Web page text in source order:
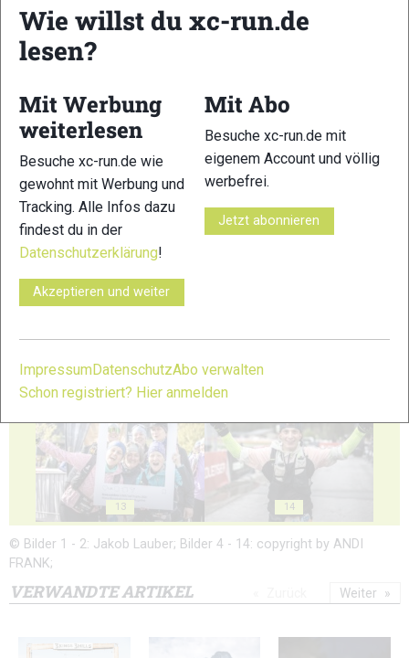
7 8
11
13 14
© Bilder 1 - 2: Jakob Lauber; Bilder 4 - 14: copyright by ANDI
FRANK;
VERWANDTE ARTIKEL Weiter
Wie willst du xc-run.de
lesen?
Mit Werbung
weiterlesen
Besuche xc-run.de wie
gewohnt mit Werbung und
Tracking. Alle Infos dazu
findest du in der
Datenschutzerklärung!
Akzeptieren und weiter
Mit Abo
Besuche xc-run.de mit
eigenem Account und völlig
werbefrei.
Jetzt abonnieren
Impressum DatenschutzAbo verwalten
Schon registriert? Hier anmelden